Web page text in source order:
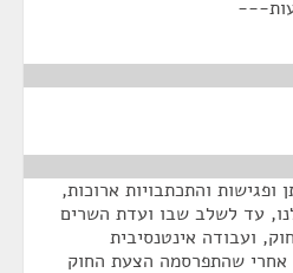
והתכתבויות ארוכות,
עד לשלב שבו ועדת השרים
ועבודה אינטנסיבית
אחרי שהתפרסמה הצעת החוק